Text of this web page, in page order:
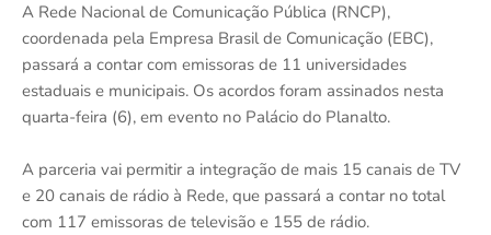
A Rede Nacional de Comunicação Pública (RNCP),
coordenada pela Empresa Brasil de Comunicação (EBC),
passará a contar com emissoras de 11 universidades
estaduais e municipais. Os acordos foram assinados nesta
quarta-feira (6), em evento no Palácio do Planalto.
A parceria vai permitir a integração de mais 15 canais de TV
e 20 canais de rádio à Rede, que passará a contar no total
com 117 emissoras de televisão e 155 de rádio.